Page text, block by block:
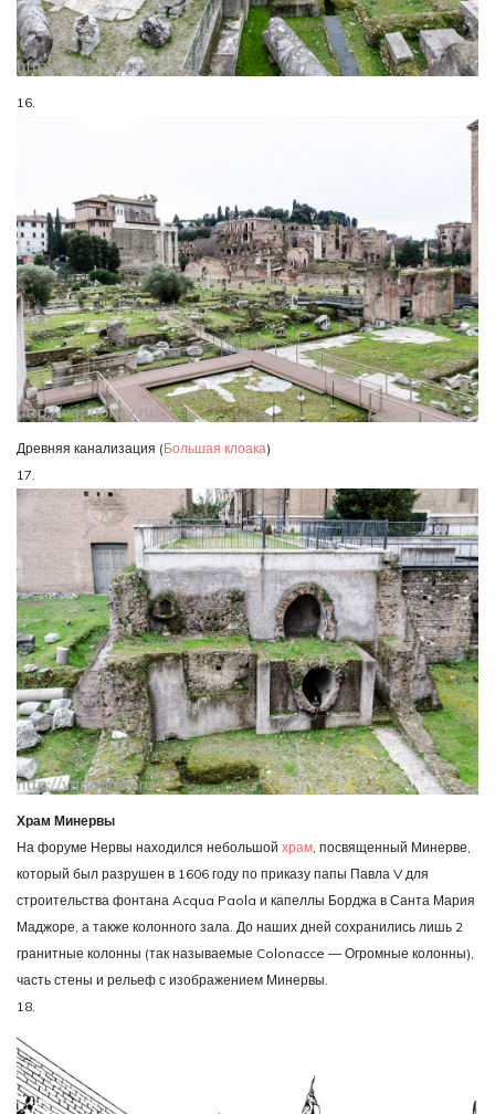
16.
Древняя канализация (Большая клоака)
17.
Храм Минервы
На форуме Нервы находился небольшой храм , посвященный Минерве,
который был разрушен в 1606 году по приказу папы Павла V для
строительства фонтана Acqua Paola и капеллы Борджа в Санта Мария
Маджоре, а также колонного зала. До наших дней сохранились лишь 2
гранитные колонны (так называемые Colonacce — Огромные колонны),
часть стены и рельеф с изображением Минервы.
18.